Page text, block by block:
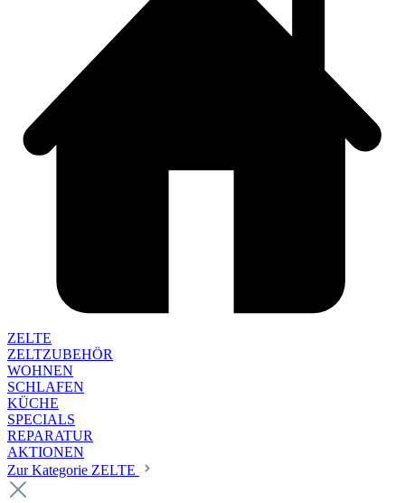
ZELTE
ZELTZUBEHÖR
WOHNEN
SCHLAFEN
KÜCHE
SPECIALS
REPARATUR
AKTIONEN
Zur Kategorie ZELTE